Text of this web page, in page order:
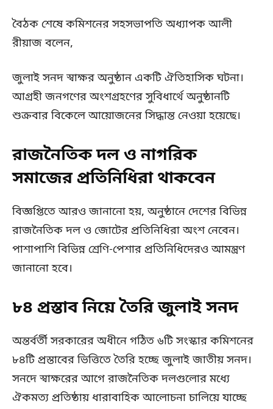
বৈঠক শেষে কমিশনের সহসভাপতি অধ্যাপক আলী
রীয়াজ বলেন,
জুলাই সনদ স্বাক্ষর অনুষ্ঠান একটি ঐতিহাসিক ঘটনা।
আগ্রহী জনগণের অংশগ্রহণের সুবিধার্থে অনুষ্ঠানটি
শুক্রবার বিকেলে আয়োজনের সিদ্ধান্ত নেওয়া হয়েছে।
রাজনৈতিক দল ও নাগরিক
সমাজের প্রতিনিধিরা থাকবেন
বিজ্ঞপ্তিতে আরও জানানো হয়, অনুষ্ঠানে দেশের বিভিন্ন
রাজনৈতিক দল ও জোটের প্রতিনিধিরা অংশ নেবেন।
পাশাপাশি বিভিন্ন শ্রেণি-পেশার প্রতিনিধিদেরও আমন্ত্রণ
জানানো হবে।
৮৪ প্রস্তাব নিয়ে তৈরি জুলাই সনদ
অন্তর্বর্তী সরকারের অধীনে গঠিত ৬টি সংস্কার কমিশনের
৮৪টি প্রস্তাবের ভিত্তিতে তৈরি হচ্ছে জুলাই জাতীয় সনদ।
সনদে স্বাক্ষরের আগে রাজনৈতিক দলগুলোর মধ্যে
ঐকমত্য প্রতিষ্ঠায় ধারাবাহিক আলোচনা চালিয়ে যাচ্ছে